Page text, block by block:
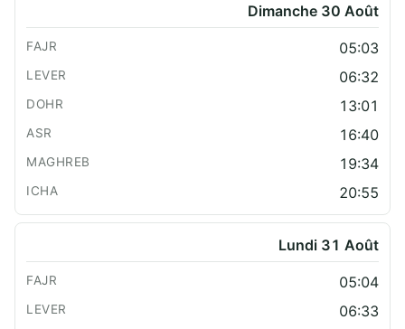
Dimanche 30 Août
05:03
06:32
13:01
16:40
19:34
20:55
Lundi 31 Août
05:04
06:33